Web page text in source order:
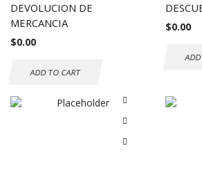
DEVOLUCION DE
MERCANCIA
$0.00
ADD TO CART
$0.00